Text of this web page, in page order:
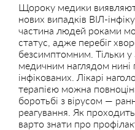
Щороку медики
нових випадків ВІЛ-
частина людей роками
статус, адже перебіг
безсимптомним. Тільки у
медичним наглядом нині
інфікованих. Лікарі
терапією можна
боротьбі з вірусом —
реагування. Як
варто знати про